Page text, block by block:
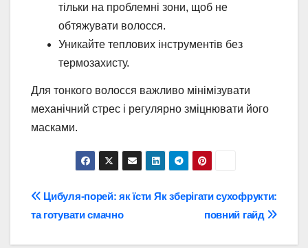
тільки на проблемні зони, щоб не
обтяжувати волосся.
Уникайте теплових інструментів без
термозахисту.
Для тонкого волосся важливо мінімізувати
механічний стрес і регулярно зміцнювати його
масками.
Навігація
записів
Як зберігати сухофрукти:
повний гайд
Цибуля-порей: як їсти
та готувати смачно